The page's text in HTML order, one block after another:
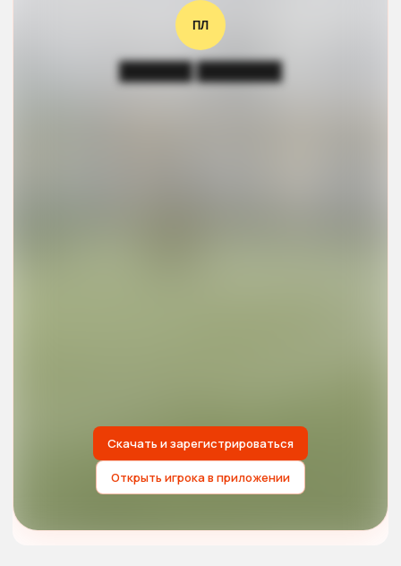
ПЛ
██████ ███████
Скачать и зарегистрироваться
Открыть игрока в приложении